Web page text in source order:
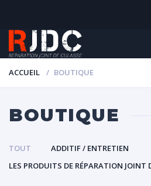
ACCUEIL BOUTIQUE
BOUTIQUE
TOUT
ADDITIF / ENTRETIEN
LES PRODUITS DE RÉPARATION JOINT